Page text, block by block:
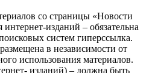
со страницы «Новости
изданий – обязательна
систем гиперссылка.
в независимости от
использования материалов.
изданий) – должна быть